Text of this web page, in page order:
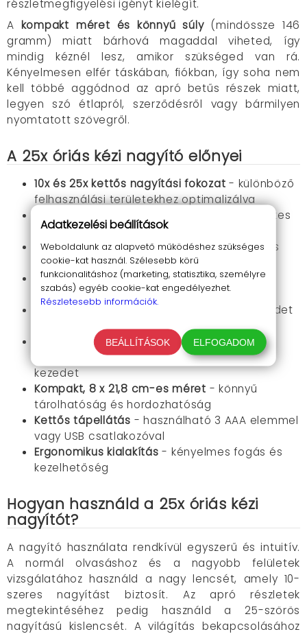
részletmegfigyelési igényt kielégít.
A kompakt méret és könnyű súly(mindössze 146
gramm) miatt bárhová magaddal viheted, így
mindig kéznél lesz, amikor szükséged van rá.
Kényelmesen elfér táskában, fiókban, így soha nem
kell többé aggódnod az apró betűs részek miatt,
legyen szó étlapról, szerződésről vagy bármilyen
nyomtatott szövegről.
A 25x óriás kézi nagyító előnyei
10x és 25x kettős nagyítási fokozat - különböző
felhasználási területekhez optimalizálva
- tökéletes
láthatóság bármilyen fényviszonyok között
80 mm-es nagy átmérőjű fő lencse- széles
látótér a kényelmes olvasáshoz
20 mm-es precíziós kislencse- extrém
nagyítás az apró részletekhez
- szabaddá teszi a kezeidet
munka közben
Rendkívül könnyű, mindössze 146 gramm
-
hosszú használat esetén sem fárasztja a
kezedet
Kompakt, 8 x 21,8 cm-es méret - könnyű
tárolhatóság és hordozhatóság
Kettős tápellátás - használható 3 AAA elemmel
vagy USB csatlakozóval
Ergonomikus kialakítás - kényelmes fogás és
kezelhetőség
Hogyan használd a 25x óriás kézi
nagyítót?
A nagyító használata rendkívül egyszerű és intuitív.
A normál olvasáshoz és a nagyobb felületek
vizsgálatához használd a nagy lencsét, amely 10-
szeres nagyítást biztosít. Az apró részletek
megtekintéséhez pedig használd a 25-szörös
nagyítású kislencsét. A világítás bekapcsolásához
Adatkezelési beállítások
Weboldalunk az alapvető működéshez szükséges
cookie-kat használ. Szélesebb körű
funkcionalitáshoz (marketing, statisztika, személyre
szabás) egyéb cookie-kat engedélyezhet.
Részletesebb információk.
BEÁLLÍTÁSOK ELFOGADOM